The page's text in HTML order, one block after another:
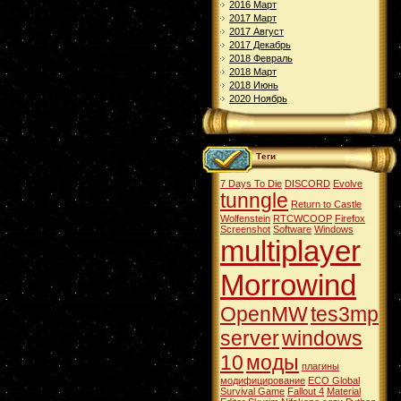
2016 Март
2017 Март
2017 Август
2017 Декабрь
2018 Февраль
2018 Март
2018 Июнь
2020 Ноябрь
Теги
7 Days To Die DISCORD Evolve
tunngle Return to Castle
Wolfenstein RTCWCOOP Firefox
Screenshot Software Windows
multiplayer
Morrowind
OpenMWtes3mp
serverwindows
10моды плагины
модифицирование ECO Global
Survival Game Fallout 4 Material